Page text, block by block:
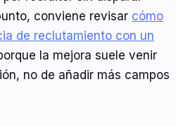
conviene revisar cómo
de reclutamiento con un
la mejora suele venir
no de añadir más campos